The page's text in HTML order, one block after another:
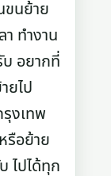
ขนย้าย
า ทำงาน
อยากที่
ยไป
งเทพ
รือย้าย
ไปได้ทุก